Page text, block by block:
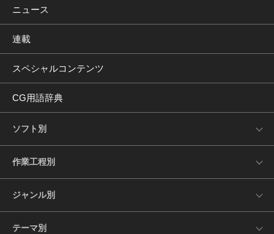
ニュース
連載
スペシャルコンテンツ
CG用語辞典
ソフト別
作業工程別
ジャンル別
テーマ別